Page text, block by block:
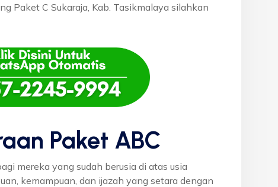
Paket C Sukaraja, Kab. Tasikmalaya silahkan
Paket ABC
mereka yang sudah berusia di atas usia
kemampuan, dan ijazah yang setara dengan